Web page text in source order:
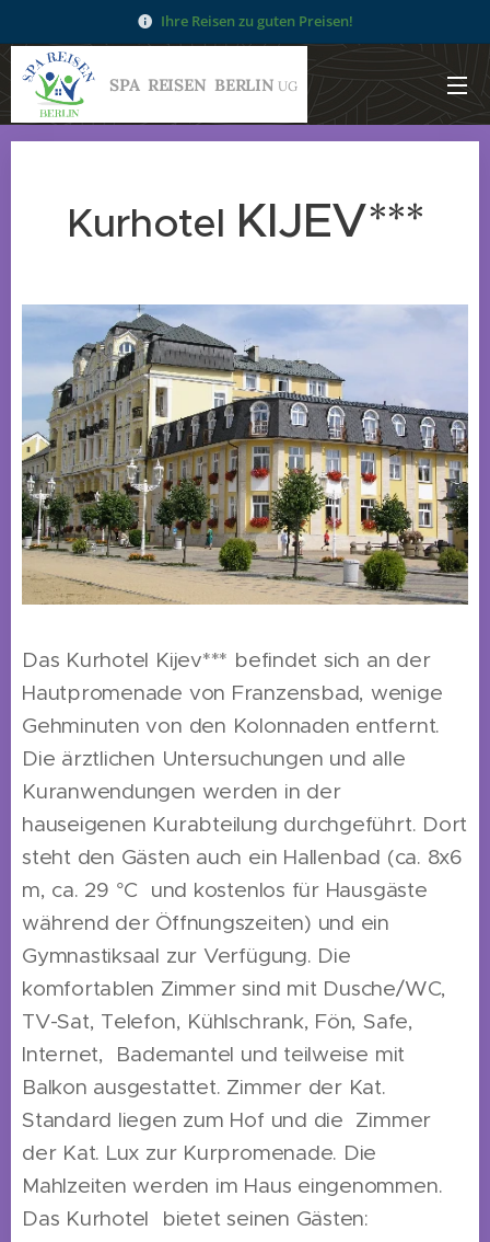
Ihre Reisen zu guten Preisen!
SPA REISENBERLIN UG
Kurhotel KIJEV***
Das Kurhotel Kijev*** befindet sich an der
Hautpromenade von Franzensbad, wenige
Gehminuten von den Kolonnaden entfernt.
Die ärztlichen Untersuchungen und alle
Kuranwendungen werden in der
hauseigenen Kurabteilung durchgeführt. Dort
steht den Gästen auch ein Hallenbad (ca. 8x6
m, ca. 29 °C und kostenlos für Hausgäste
während der Öffnungszeiten) und ein
Gymnastiksaal zur Verfügung. Die
komfortablen Zimmer sind mit Dusche/WC,
TV-Sat, Telefon, Kühlschrank, Fön, Safe,
Internet, Bademantel und teilweise mit
Balkon ausgestattet. Zimmer der Kat.
Standard liegen zum Hof und die Zimmer
der Kat. Lux zur Kurpromenade. Die
Mahlzeiten werden im Haus eingenommen.
Das Kurhotel bietet seinen Gästen: